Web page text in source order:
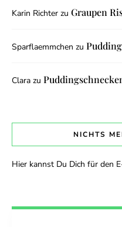
Karin Richter zu Graupen
Sparflaemmchen zu
Clara zu
NICHTS
Hier kannst Du Dich für den